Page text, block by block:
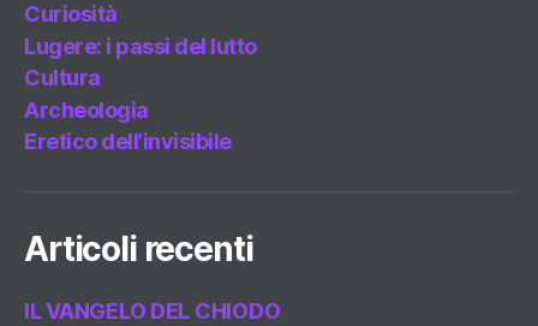
Curiosità
Lugere: i passi del lutto
Cultura
Archeologia
Eretico dell’invisibile
Articoli recenti
IL VANGELO DEL CHIODO